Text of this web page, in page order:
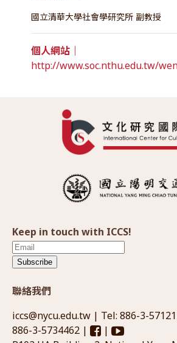
國立清華大學社會學研究所 副教授
個人網站｜
http://www.soc.nthu.edu.tw/
Keep in touch with ICCS!
Subscribe
聯絡我們
iccs@nycu.edu.tw | Tel: 886-3-
886-3-5734462 |
|